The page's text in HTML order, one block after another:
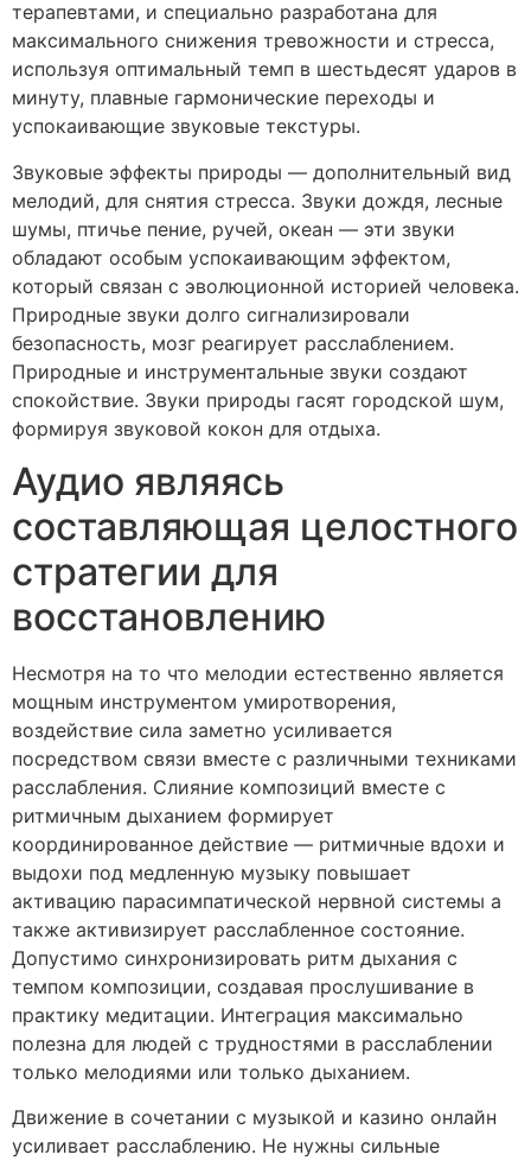
терапевтами, и специально разработана для
максимального снижения тревожности и стресса,
используя оптимальный темп в шестьдесят ударов в
минуту, плавные гармонические переходы и
успокаивающие звуковые текстуры.
Звуковые эффекты природы — дополнительный вид
мелодий, для снятия стресса. Звуки дождя, лесные
шумы, птичье пение, ручей, океан — эти звуки
обладают особым успокаивающим эффектом,
который связан с эволюционной историей человека.
Природные звуки долго сигнализировали
безопасность, мозг реагирует расслаблением.
Природные и инструментальные звуки создают
спокойствие. Звуки природы гасят городской шум,
формируя звуковой кокон для отдыха.
Аудио являясь
составляющая целостного
стратегии для
восстановлению
Несмотря на то что мелодии естественно является
мощным инструментом умиротворения,
воздействие сила заметно усиливается
посредством связи вместе с различными техниками
расслабления. Слияние композиций вместе с
ритмичным дыханием формирует
координированное действие — ритмичные вдохи и
выдохи под медленную музыку повышает
активацию парасимпатической нервной системы а
также активизирует расслабленное состояние.
Допустимо синхронизировать ритм дыхания с
темпом композиции, создавая прослушивание в
практику медитации. Интеграция максимально
полезна для людей с трудностями в расслаблении
только мелодиями или только дыханием.
Движение в сочетании с музыкой и казино онлайн
усиливает расслаблению. Не нужны сильные